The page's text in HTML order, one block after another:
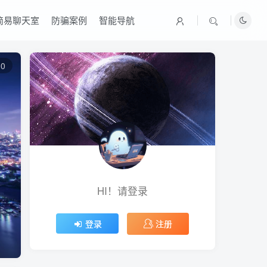
易聊天室 防骗案例 智能导航
0
HI！请登录
登录 注册